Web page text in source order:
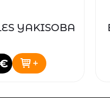
YAKISOBA
+